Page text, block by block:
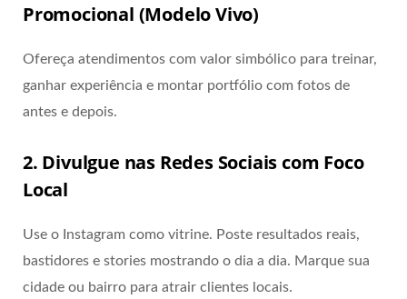
Promocional (Modelo Vivo)
Ofereça atendimentos com valor simbólico para treinar,
ganhar experiência e montar portfólio com fotos de
antes e depois.
2. Divulgue nas Redes Sociais com Foco
Local
Use o Instagram como vitrine. Poste resultados reais,
bastidores e stories mostrando o dia a dia. Marque sua
cidade ou bairro para atrair clientes locais.